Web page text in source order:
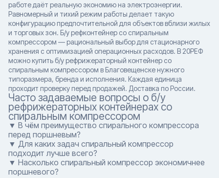
работе даёт реальную экономию на электроэнергии.
Равномерный и тихий режим работы делает такую
конфигурацию предпочтительной для объектов вблизи жилых
и торговых зон. Б/у рефконтейнер со спиральным
компрессором — рациональный выбор для стационарного
хранения с оптимизацией операционных расходов. В 20РЕФ
можно купить б/у рефрижераторный контейнер со
спиральным компрессором в Благовещенске нужного
типоразмера, бренда и исполнения. Каждая единица
проходит проверку перед продажей. Доставка по России.
Часто задаваемые вопросы о б/у
рефрижераторных контейнерах со
спиральным компрессором
▼ В чём преимущество спирального компрессора
перед поршневым?
▼ Для каких задач спиральный компрессор
подходит лучше всего?
▼ Насколько спиральный компрессор экономичнее
поршневого?